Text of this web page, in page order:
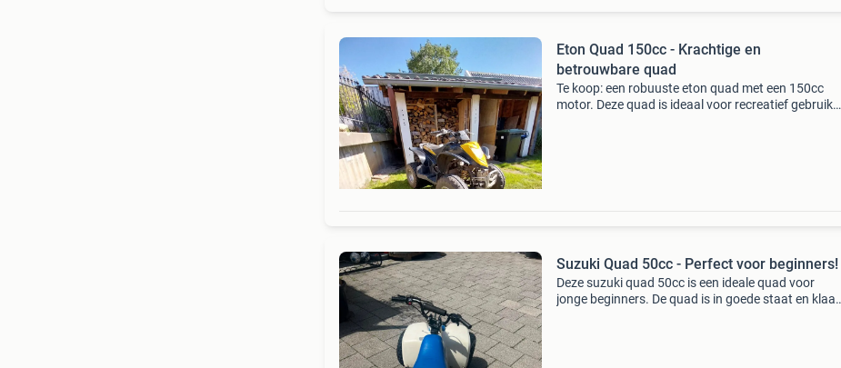
Eton Quad 150cc - Krachtige en
betrouwbare quad
Te koop: een robuuste eton quad met een 150cc
motor. Deze quad is ideaal voor recreatief gebruik
Suzuki Quad 50cc - Perfect voor beginners!
Deze suzuki quad 50cc is een ideale quad voor
jonge beginners. De quad is in goede staat en klaar